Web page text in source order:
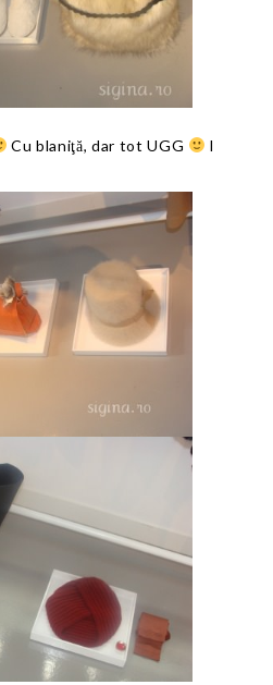
Cu blaniţă, dar tot UGG
I